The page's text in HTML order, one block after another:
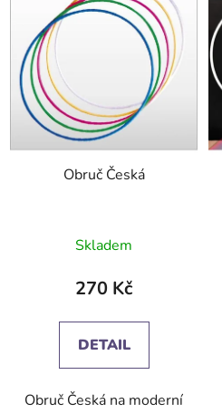
Obruč Česká
hodnocení
produktu
3,7
z
hvězdiček.
Skladem
270 Kč
DETAIL
Obruč Česká na moderní